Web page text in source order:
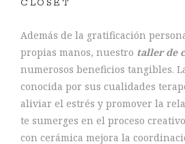
CLOSET
Además de la gratificación
propias manos, nuestro taller de
numerosos beneficios tangibles.
conocida por sus cualidades
aliviar el estrés y promover la
te sumerges en el proceso
con cerámica mejora la